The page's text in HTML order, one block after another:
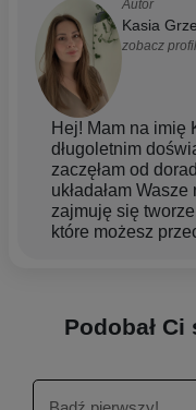
Autor
Kasia
zobacz profil
Hej! Mam na imię
długoletnim
zaczęłam od
układałam
zajmuję się
które możesz
się na niej też
ze stresem i czy
cerę, dlatego
Podobał